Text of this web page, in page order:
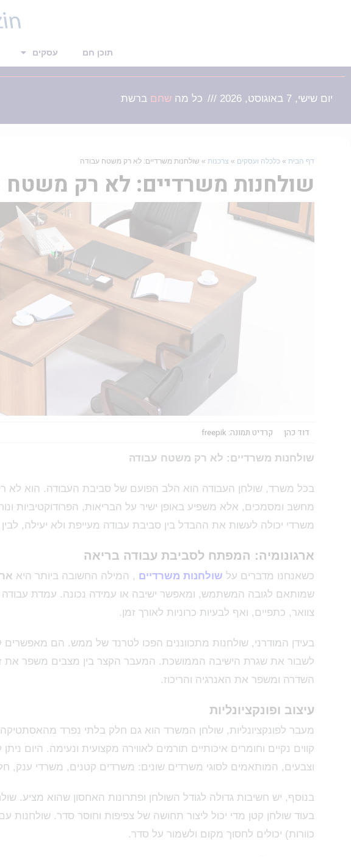
תוכן חם עסקים
יום שישי, 7 באוגוסט, 2026 /// כל מה שמעניי ברשת
דף הבית » כלכלה ועסקים » צרכנות » שולחנות משרדיים: לא רק משטח עבודה
שולחנות משרדיים: לא רק משטח
דוד כהן קרדיט תמונה: freepik
שולחנות משרדיים: לא רק משטח עבודה
בכל משרד, שולחן העבודה הוא הלב הפועם של סביבת העבודה. הוא לא רק
מחשב ומסמכים, אלא משפיע באופן ישיר על הבריאות, הפרודוקטיביות
משרדי יכולה לעשות את ההבדל בין סביבת עבודה מעייפת ולא יעילה,
ארגונומיה: המפתח לסביבת עבודה בריאה
כשאנחנו מדברים על שולחנות משרדיים , המילה החשובה ביותר היא
שמותאם לגובה המשתמש, ומאפשר ישיבה או עמידה נכונה. עמדת
צוואר, כתפיים, ואף לבעיות כרוניות לאורך זמן.
בעידן המודרני, שולחנות מתכווננים הפכו לטרנד של ממש. הם מאפשרים
לשבור את שגרת הישיבה הממושכת. המעבר הקצר בין מצבים משפר את
השדרה ומשפר את האנרגיה והריכוז.
עיצוב ופונקציונליות
מעבר לפונקציונליות, שולחן המשרד הוא גם חלק בלתי נפרד
קווים נקיים וחומרים איכותיים תורמים לאווירה מקצועית ונעימה. היום
וצבעים, המותאמים לסוגי משרדים שונים: משרדים קטנים, משרדי ענק,
בנוסף, יש חשיבות גדולה לגודל השולחן ופתרונות האחסון שהוא מציע.
בעוד שולחן קטן מדי יכול ליצור תחושה של צפיפות וחוסר סדר. שולחנות
כוורות) יכולים לחסוך מקום ולשמור על סדר.